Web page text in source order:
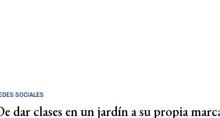
SOCIALES
dar clases en un jardín a su propia